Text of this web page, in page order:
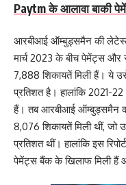
Paytm के आलावा बाकी
आरबीआई ऑम्बुड्समैन की
मार्च 2023 के बीच पेमेंट्स
7,888 शिकायतें मिली हैं। ये
प्रतिशत है। हालांकि 2021-
हैं। तब आरबीआई ऑम्बुड्समैन
8,076 शिकायतें मिली थीं, जो
प्रतिशत थीं। हालांकि इस
पेमेंट्स बैंक के खिलाफ मिली हैं